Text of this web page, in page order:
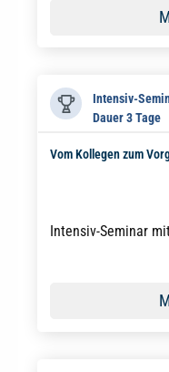
Intensiv-
Dauer 3 Tage
Vom Kollegen zum
Intensiv-Seminar